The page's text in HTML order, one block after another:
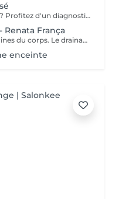
Vous ne savez pas quel soin choisir ? Profitez d'un diagnostic beauté gratuit de 15 minutes avec notre équipe. Lors de ce rendez-vous, nous analysons ensemble votre peau, vos besoins et vos objectifs afin de vous orienter vers le soin visage ou corps le plus adapté. Ce moment d'échange nous permet de créer un accompagnement sur mesure pour révéler votre beauté naturelle. Service offert sur rendez-vous uniquement.
França
Ce soin vise à drainer l'eau et les toxines du corps. Le drainage lymphatique manuel de la méthode Renata França s'appuie sur une pression ferme et un rythme accéléré de pompages et de manuvres exclusives. Il est particulièrement adapté si vous souffrez de rétention d'eau, d'dèmes, de ballonnements, du syndrome de l'intestin irritable, etc. Il est également indiqué pour les femmes enceintes, même en début de grossesse.
enceinte